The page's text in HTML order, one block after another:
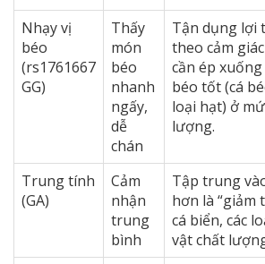
Nhạy vị
béo
(rs1761667
GG)
Thấy
món
béo
nhanh
ngấy,
dễ
chán
Tận dụng lợi
theo cảm
cần ép
béo tốt (cá
loại hạt) ở
lượng.
Trung tính
(GA)
Cảm
nhận
trung
bình
Tập trung
hơn là “giảm
cá biển, các
vật chất